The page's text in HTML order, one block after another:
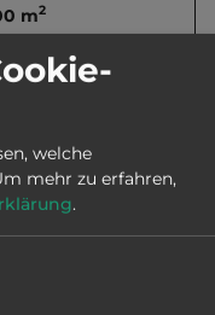
m2
welche
mehr zu erfahren,
.